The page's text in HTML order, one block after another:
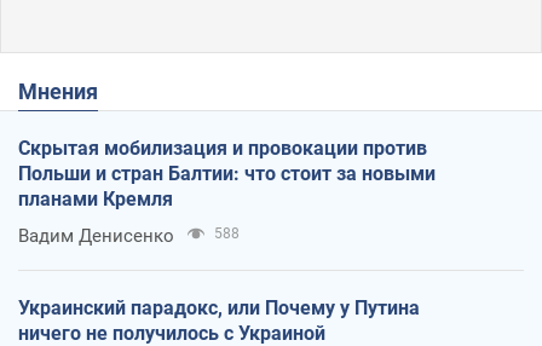
Мнения
Скрытая мобилизация и провокации против
Польши и стран Балтии: что стоит за новыми
планами Кремля
Вадим Денисенко 588
Украинский парадокс, или Почему у Путина
ничего не получилось с Украиной